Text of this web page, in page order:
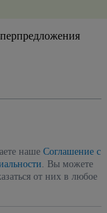
наше Соглашение с
. Вы можете
от них в любое